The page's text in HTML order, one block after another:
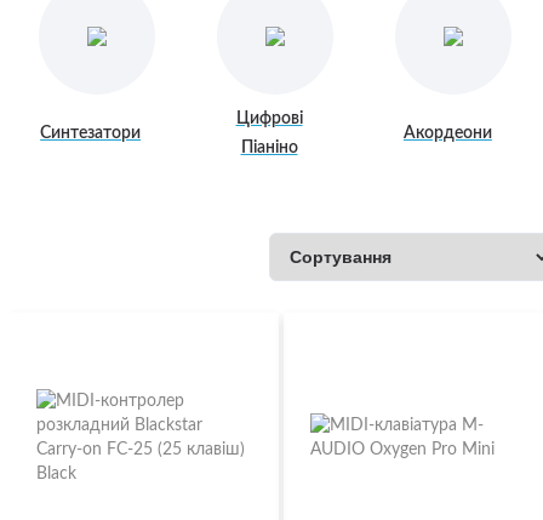
Синтезатори
Цифрові
Піаніно
Акордеони